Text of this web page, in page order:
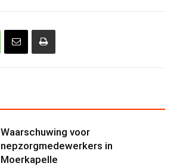
Waarschuwing voor
nepzorgmedewerkers in
Moerkapelle